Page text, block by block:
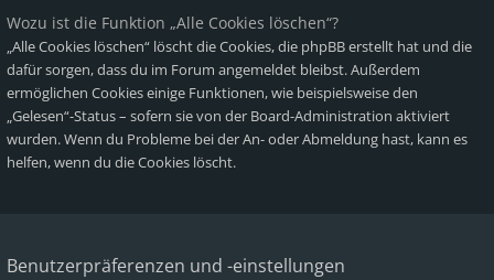
Wozu ist die Funktion „Alle Cookies löschen“?
„Alle Cookies löschen“ löscht die Cookies, die phpBB erstellt hat und die
dafür sorgen, dass du im Forum angemeldet bleibst. Außerdem
ermöglichen Cookies einige Funktionen, wie beispielsweise den
„Gelesen“-Status – sofern sie von der Board-Administration aktiviert
wurden. Wenn du Probleme bei der An- oder Abmeldung hast, kann es
helfen, wenn du die Cookies löscht.
Benutzerpräferenzen und -einstellungen